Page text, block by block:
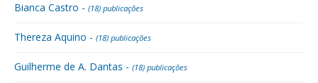
Bianca Castro - (18) publicações
Thereza Aquino - (18) publicações
Guilherme de A. Dantas - (18) publicações